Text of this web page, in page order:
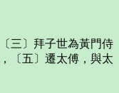
三〕拜子世為黃門侍
〔五〕遷太傅，與太